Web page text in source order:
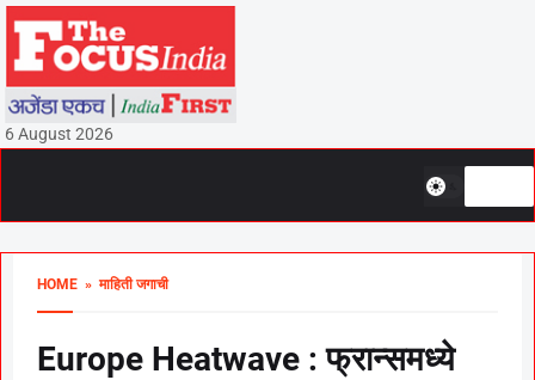
6 August 2026
HOME » माहिती जगाची
Europe Heatwave : फ्रान्समध्ये